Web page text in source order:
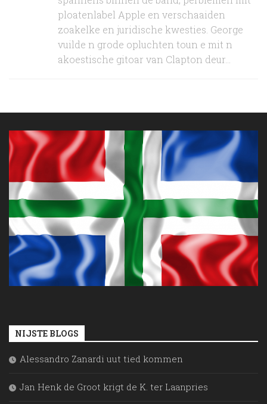
ploatenlabel Apple en verschaaiden
zoakelke en juridische kwesties. George
vuilde n grode opluchten toun e mit n
akoestische gitoar van Clapton deur...
NIJSTE BLOGS
Alessandro Zanardi uut tied kommen
Jan Henk de Groot krigt de K. ter Laanpries